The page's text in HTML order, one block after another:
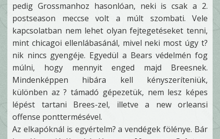
pedig Grossmanhoz hasonlóan, neki is csak a 2.
postseason meccse volt a múlt szombati. Vele
kapcsolatban nem lehet olyan fejtegetéseket tenni,
mint chicagoi ellenlábasánál, mivel neki most úgy t?
nik nincs gyengéje. Egyedül a Bears védelmén fog
múlni, hogy mennyit enged majd Breesnek.
Mindenképpen hibára kell kényszeríteniük,
különben az ? támadó gépezetük, nem lesz képes
lépést tartani Brees-zel, illetve a new orleansi
offense ponttermésével.
Az elkapóknál is egyértelm? a vendégek fölénye. Bár